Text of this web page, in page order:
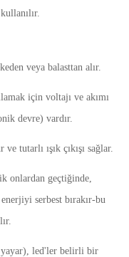
veya balasttan alır.
için voltajı ve akımı
devre) vardır.
tutarlı ışık çıkışı sağlar.
onlardan geçtiğinde,
serbest bırakır-bu
yayar), led'ler belirli bir